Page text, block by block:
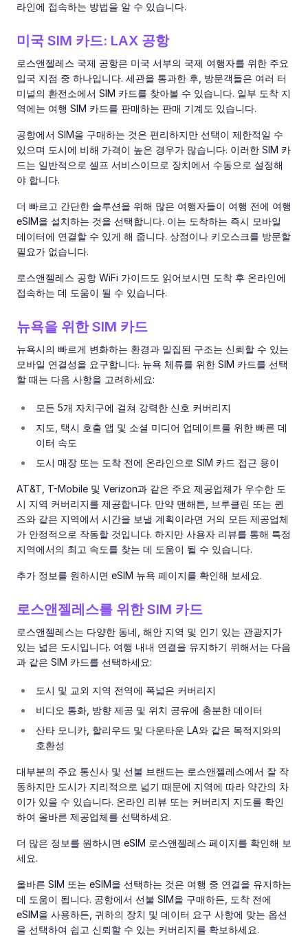
라인에 접속하는 방법을 알 수 있습니다.
미국 SIM 카드: LAX 공항
로스앤젤레스 국제 공항은 미국 서부의 국제 여행자를 위한 주요
입국 지점 중 하나입니다. 세관을 통과한 후, 방문객들은 여러 터
미널의 환전소에서 SIM 카드를 찾아볼 수 있습니다. 일부 도착 지
역에는 여행 SIM 카드를 판매하는 판매 기계도 있습니다.
공항에서 SIM을 구매하는 것은 편리하지만 선택이 제한적일 수
있으며 도시에 비해 가격이 높은 경우가 많습니다. 이러한 SIM 카
드는 일반적으로 셀프 서비스이므로 장치에서 수동으로 설정해
야 합니다.
더 빠르고 간단한 솔루션을 위해 많은 여행자들이 여행 전에 여행
eSIM을 설치하는 것을 선택합니다. 이는 도착하는 즉시 모바일
데이터에 연결할 수 있게 해 줍니다. 상점이나 키오스크를 방문할
필요가 없습니다.
로스앤젤레스 공항 WiFi 가이드도 읽어보시면 도착 후 온라인에
접속하는 데 도움이 될 수 있습니다.
뉴욕을 위한 SIM 카드
뉴욕시의 빠르게 변화하는 환경과 밀집된 구조는 신뢰할 수 있는
모바일 연결성을 요구합니다. 뉴욕 체류를 위한 SIM 카드를 선택
할 때는 다음 사항을 고려하세요:
모든 5개 자치구에 걸쳐 강력한 신호 커버리지
지도, 택시 호출 앱 및 소셜 미디어 업데이트를 위한 빠른 데
이터 속도
도시 매장 또는 도착 전에 온라인으로 SIM 카드 접근 용이
AT&T, T-Mobile 및 Verizon과 같은 주요 제공업체가 우수한 도
시 지역 커버리지를 제공합니다. 만약 맨해튼, 브루클린 또는 퀸
즈와 같은 지역에서 시간을 보낼 계획이라면 거의 모든 제공업체
가 안정적으로 작동할 것입니다. 하지만 사용자 리뷰를 통해 특정
지역에서의 최고 속도를 찾는 데 도움이 될 수 있습니다.
추가 정보를 원하시면 eSIM 뉴욕 페이지를 확인해 보세요.
로스앤젤레스를 위한 SIM 카드
로스앤젤레스는 다양한 동네, 해안 지역 및 인기 있는 관광지가
있는 넓은 도시입니다. 여행 내내 연결을 유지하기 위해서는 다음
과 같은 SIM 카드를 선택하세요:
도시 및 교외 지역 전역에 폭넓은 커버리지
비디오 통화, 방향 제공 및 위치 공유에 충분한 데이터
산타 모니카, 할리우드 및 다운타운 LA와 같은 목적지와의
호환성
대부분의 주요 통신사 및 선불 브랜드는 로스앤젤레스에서 잘 작
동하지만 도시가 지리적으로 넓기 때문에 지역에 따라 약간의 차
이가 있을 수 있습니다. 온라인 리뷰 또는 커버리지 지도를 확인
하여 올바른 제공업체를 선택하세요.
더 많은 정보를 원하시면 eSIM 로스앤젤레스 페이지를 확인해 보
세요.
올바른 SIM 또는 eSIM을 선택하는 것은 여행 중 연결을 유지하는
데 도움이 됩니다. 공항에서 선불 SIM을 구매하든, 도착 전에
eSIM을 사용하든, 귀하의 장치 및 데이터 요구 사항에 맞는 옵션
을 선택하여 쉽고 신뢰할 수 있는 커버리지를 확보하세요.